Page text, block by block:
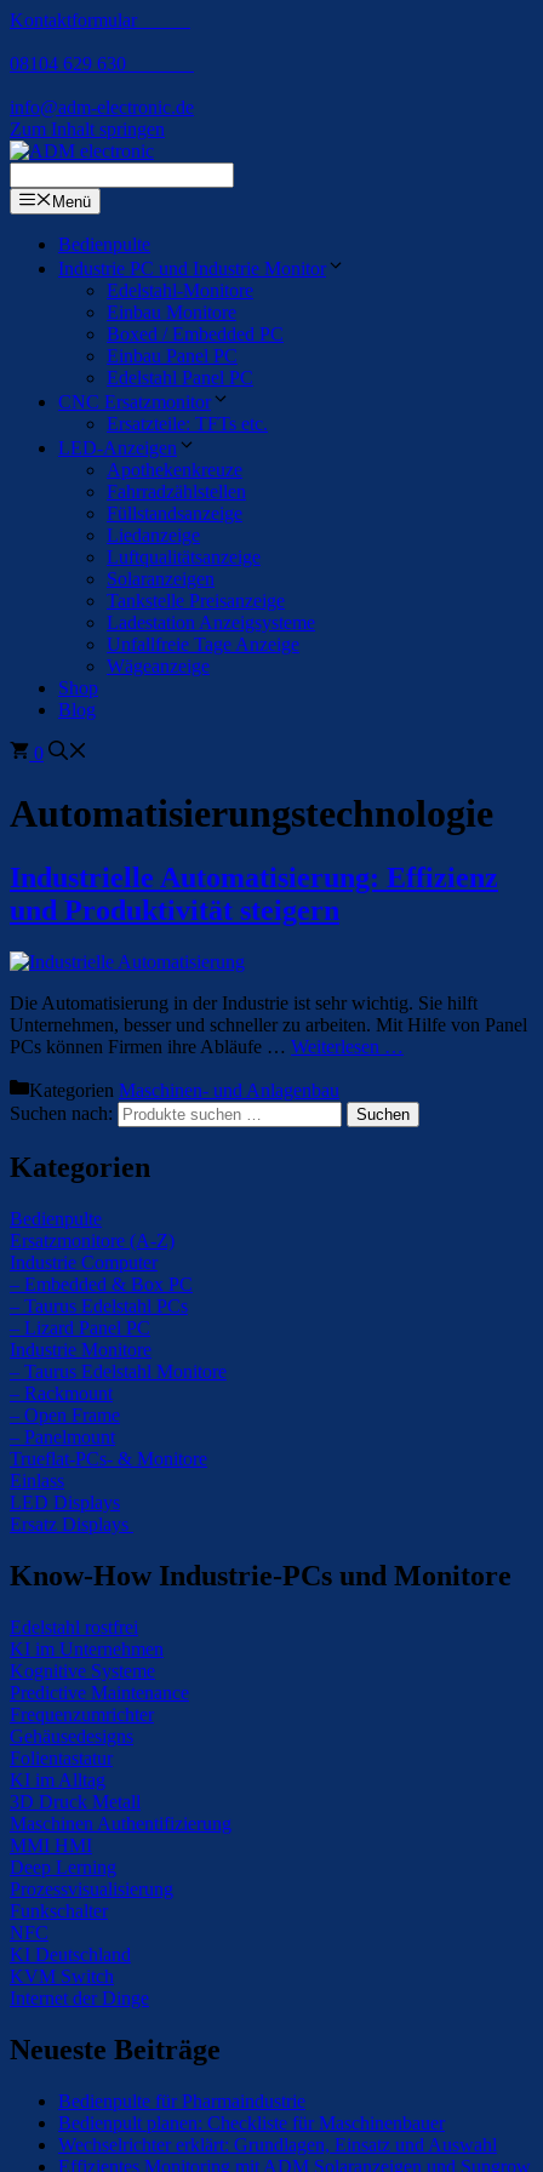
Kontaktformular
08104 629 630
info@adm-electronic.de
Zum Inhalt springen
Menü
Bedienpulte
Industrie PC und Industrie Monitor
Edelstahl-Monitore
Einbau Monitore
Boxed / Embedded PC
Einbau Panel PC
Edelstahl Panel PC
CNC Ersatzmonitor
Ersatzteile: TFTs etc.
LED-Anzeigen
Apothekenkreuze
Fahrradzählstellen
Füllstandsanzeige
Liedanzeige
Luftqualitätsanzeige
Solaranzeigen
Tankstelle Preisanzeige
Ladestation Anzeigsysteme
Unfallfreie Tage Anzeige
Wägeanzeige
Shop
Blog
0
Automatisierungstechnologie
Industrielle Automatisierung: Effizienz
und Produktivität steigern
Die Automatisierung in der Industrie ist sehr wichtig. Sie hilft
Unternehmen, besser und schneller zu arbeiten. Mit Hilfe von Panel
PCs können Firmen ihre Abläufe … Weiterlesen …
Kategorien Maschinen- und Anlagenbau
Suchen nach:
Suchen
Kategorien
Bedienpulte
Ersatzmonitore (A-Z)
Industrie Computer
– Embedded & Box PC
– Taurus Edelstahl PCs
– Lizard Panel PC
Industrie Monitore
– Taurus Edelstahl Monitore
– Rackmount
– Open Frame
– Panelmount
Trueflat-PCs- & Monitore
Einlass
LED Displays
Ersatz Displays
Know-How Industrie-PCs und Monitore
Edelstahl rostfrei
KI im Unternehmen
Kognitive Systeme
Predictive Maintenance
Frequenzumrichter
Gehäusedesigns
Folientastatur
KI im Alltag
3D Druck Metall
Maschinen Authentifizierung
MMI HMI
Deep Lerning
Prozessvisualisierung
Funkschalter
NFC
KI Deutschland
KVM Switch
Internet der Dinge
Neueste Beiträge
Bedienpulte für Pharmaindustrie
Bedienpult planen: Checkliste für Maschinenbauer
Wechselrichter erklärt: Grundlagen, Einsatz und Auswahl
Effizientes Monitoring mit ADM Solaranzeigen und Sungrow